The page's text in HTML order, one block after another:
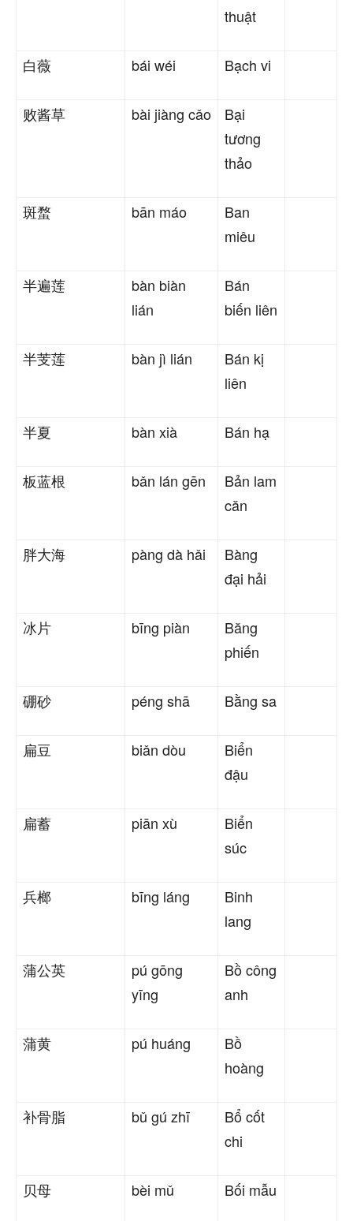
thuật
白薇 bái wéi Bạch vi
败酱草 bài jiàng cǎo
Bại
tương
thảo
斑蝥 bān máo
Ban
miêu
半遍莲
bàn biàn
lián
Bán
biến liên
半芰莲 bàn jì lián
Bán kị
liên
半夏 bàn xià Bán hạ
板蓝根 bǎn lán gēn
Bản lam
căn
胖大海 pàng dà hǎi
Bàng
đại hải
冰片 bīng piàn
Băng
phiến
硼砂 péng shā Bằng sa
扁豆 biǎn dòu
Biển
đậu
扁蓄 piān xù
Biển
súc
兵榔 bīng láng
Binh
lang
蒲公英
pú gōng
yīng
Bồ công
anh
蒲黄 pú huáng
Bồ
hoàng
补骨脂 bǔ gú zhī
Bổ cốt
chi
贝母 bèi mǔ Bối mẫu